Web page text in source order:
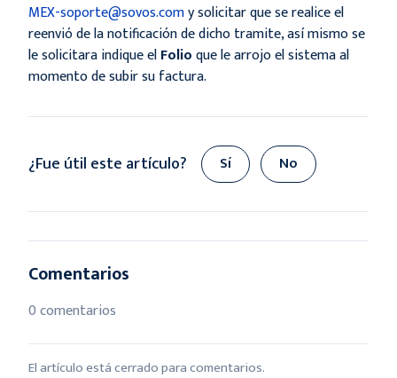
MEX-soporte@sovos.comy solicitar que se realice el
reenvió de la notificación de dicho tramite, así mismo se
le solicitara indique elFolioque le arrojo el sistema al
momento de subir su factura.
¿Fue útil este artículo? Sí No
Comentarios
0 comentarios
El artículo está cerrado para comentarios.